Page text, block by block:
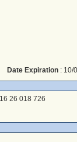
Date Expiration: 10/
26 018 726